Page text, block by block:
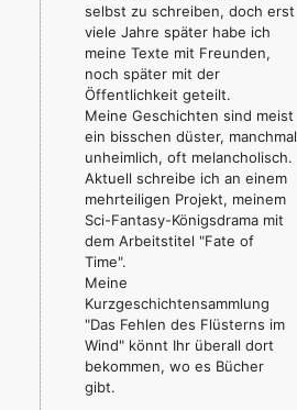
selbst zu schreiben, doch erst
viele Jahre später habe ich
meine Texte mit Freunden,
noch später mit der
Öffentlichkeit geteilt.
Meine Geschichten sind meist
ein bisschen düster, manchmal
unheimlich, oft melancholisch.
Aktuell schreibe ich an einem
mehrteiligen Projekt, meinem
Sci-Fantasy-Königsdrama mit
dem Arbeitstitel "Fate of
Time".
Meine
Kurzgeschichtensammlung
"Das Fehlen des Flüsterns im
Wind" könnt Ihr überall dort
bekommen, wo es Bücher
gibt.